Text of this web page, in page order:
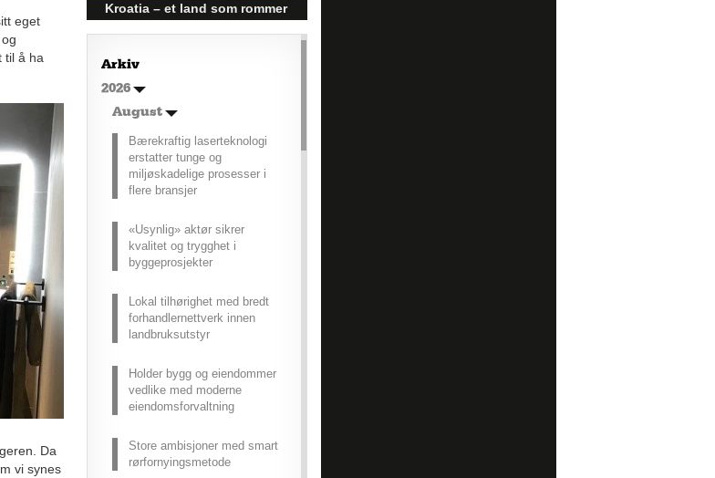
eget
til å ha
Da
vi synes
Kroatia – et land som rommer
mer enn kysten
Kroatia forbindes ofte med sol,
bading og klart hav, men landet
har langt flere sider enn det
førsteinntrykket mange sitter igjen
Arkiv
2026
August
Bærekraftig laserteknologi
erstatter tunge og
miljøskadelige prosesser i
flere bransjer
«Usynlig» aktør sikrer
kvalitet og trygghet i
byggeprosjekter
Lokal tilhørighet med bredt
forhandlernettverk innen
landbruksutstyr
Holder bygg og eiendommer
vedlike med moderne
eiendomsforvaltning
Store ambisjoner med smart
rørfornyingsmetode